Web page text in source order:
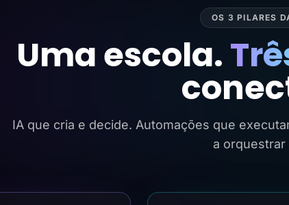
OS 3 PILARES
Uma escola.
IA que cria e decide. Automações que
a orquestrar